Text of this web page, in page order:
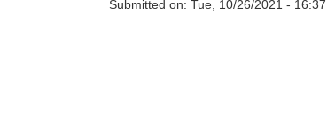
Submitted on: Tue, 10/26/2021 - 16:37